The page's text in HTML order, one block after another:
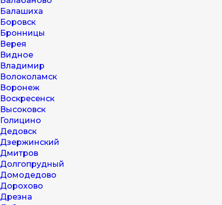
Балашиха
Боровск
Бронницы
Верея
Видное
Владимир
Волоколамск
Воронеж
Воскресенск
Высоковск
Голицино
Дедовск
Дзержинский
Дмитров
Долгопрудный
Домодедово
Дорохово
Дрезна